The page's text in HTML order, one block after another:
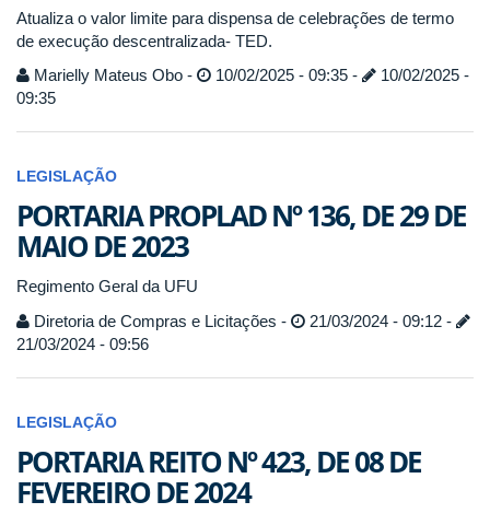
Atualiza o valor limite para dispensa de celebrações de termo
de execução descentralizada- TED.
Marielly Mateus Obo -
10/02/2025 - 09:35 -
10/02/2025 -
09:35
LEGISLAÇÃO
PORTARIA PROPLAD Nº 136, DE 29 DE
MAIO DE 2023
Regimento Geral da UFU
Diretoria de Compras e Licitações -
21/03/2024 - 09:12 -
21/03/2024 - 09:56
LEGISLAÇÃO
PORTARIA REITO Nº 423, DE 08 DE
FEVEREIRO DE 2024